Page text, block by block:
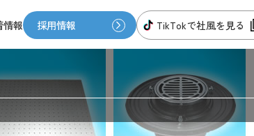
情報 採用情報 TikTokで社風を見る
会社情報